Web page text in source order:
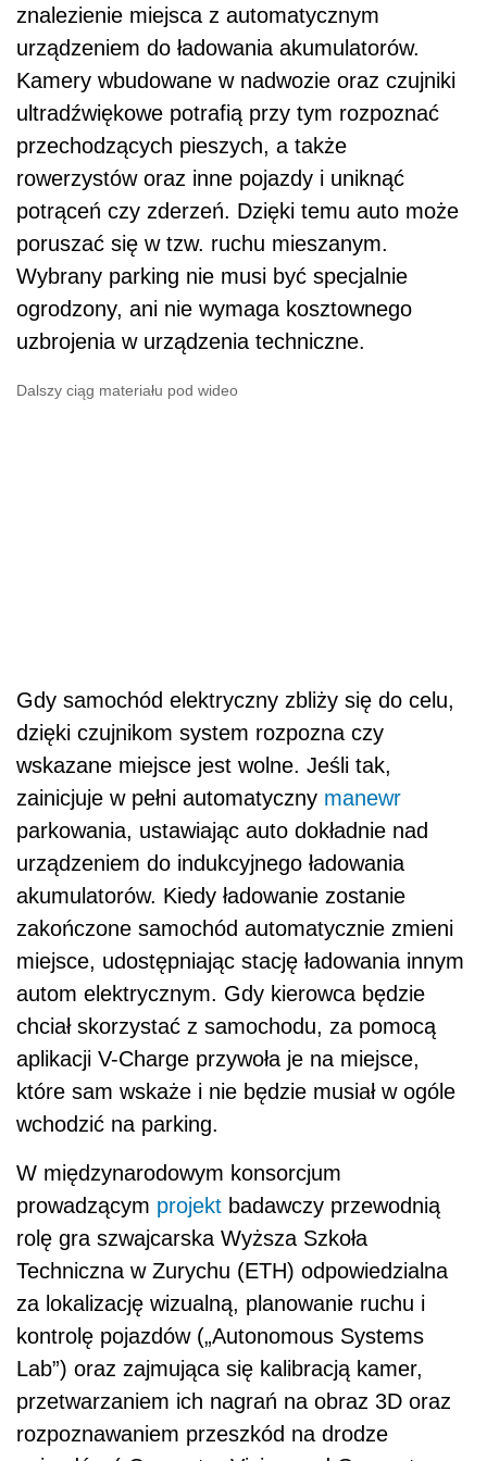
znalezienie miejsca z automatycznym
urządzeniem do ładowania akumulatorów.
Kamery wbudowane w nadwozie oraz czujniki
ultradźwiękowe potrafią przy tym rozpoznać
przechodzących pieszych, a także
rowerzystów oraz inne pojazdy i uniknąć
potrąceń czy zderzeń. Dzięki temu auto może
poruszać się w tzw. ruchu mieszanym.
Wybrany parking nie musi być specjalnie
ogrodzony, ani nie wymaga kosztownego
uzbrojenia w urządzenia techniczne.
Dalszy ciąg materiału pod wideo
Gdy samochód elektryczny zbliży się do celu,
dzięki czujnikom system rozpozna czy
wskazane miejsce jest wolne. Jeśli tak,
zainicjuje w pełni automatyczny manewr
parkowania, ustawiając auto dokładnie nad
urządzeniem do indukcyjnego ładowania
akumulatorów. Kiedy ładowanie zostanie
zakończone samochód automatycznie zmieni
miejsce, udostępniając stację ładowania innym
autom elektrycznym. Gdy kierowca będzie
chciał skorzystać z samochodu, za pomocą
aplikacji V-Charge przywoła je na miejsce,
które sam wskaże i nie będzie musiał w ogóle
wchodzić na parking.
W międzynarodowym konsorcjum
prowadzącym projekt badawczy przewodnią
rolę gra szwajcarska Wyższa Szkoła
Techniczna w Zurychu (ETH) odpowiedzialna
za lokalizację wizualną, planowanie ruchu i
kontrolę pojazdów („Autonomous Systems
Lab”) oraz zajmująca się kalibracją kamer,
przetwarzaniem ich nagrań na obraz 3D oraz
rozpoznawaniem przeszkód na drodze